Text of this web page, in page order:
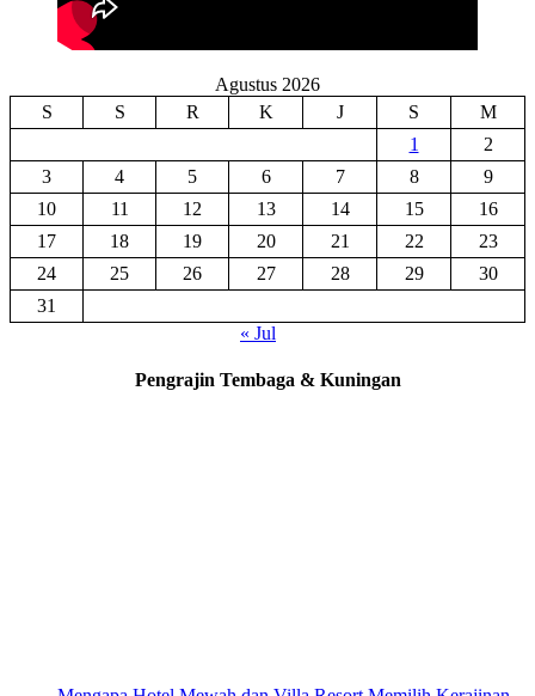
Agustus 2026
S
S R K J S
M
1
2
3
4 5 6 7 8
9
10
11 12 13 14 15
16
17
18 19 20 21 22
23
24
25 26 27 28 29
30
31
« Jul
Pengrajin Tembaga & Kuningan